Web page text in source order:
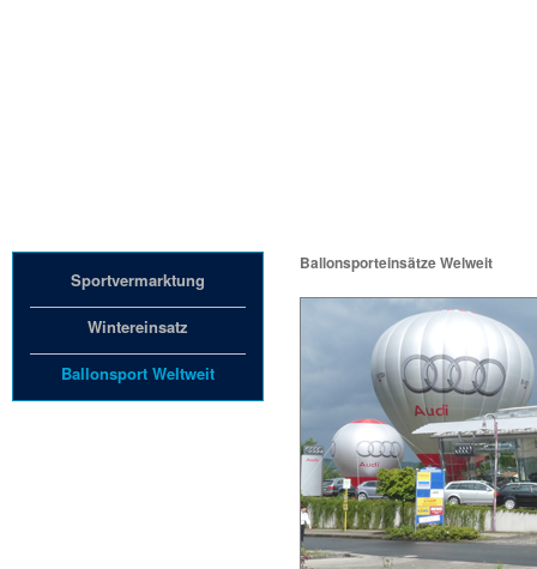
Ballonsporteinsätze Welweit
Sportvermarktung
Wintereinsatz
Ballonsport Weltweit